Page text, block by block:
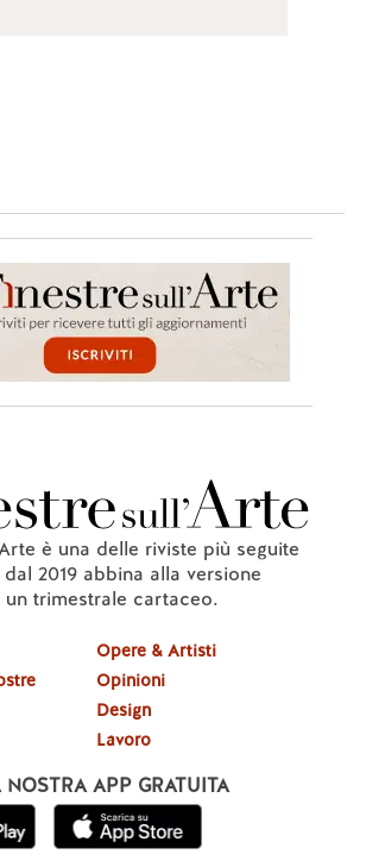
è una delle riviste più seguite
2019 abbina alla versione
un trimestrale cartaceo.
Opere & Artisti
Opinioni
Design
Lavoro
APP GRATUITA